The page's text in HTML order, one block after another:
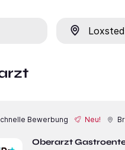
Bewerbung Neu!
Oberarzt